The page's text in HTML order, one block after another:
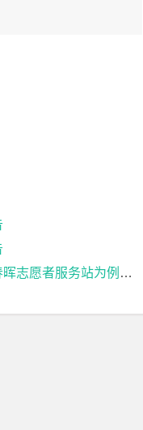
服务站为例开题报告